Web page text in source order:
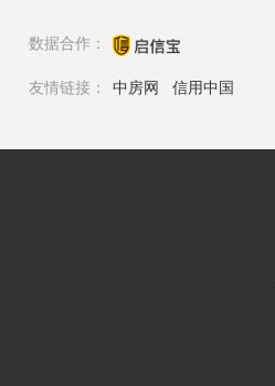
数据合作：
友情链接： 中房网 信用中国